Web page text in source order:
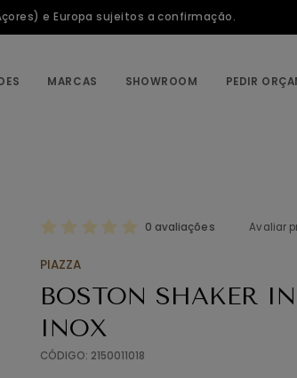
e Europa sujeitos a confirmação.
MARCAS SHOWROOM PEDIR
0 avaliações Avaliar
PIAZZA
BOSTON SHAKER
INOX
CÓDIGO: 2150011018